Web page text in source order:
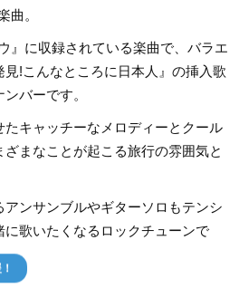
曲。
』に収録されている楽曲で、バラエ
!こんなところに日本人』の挿入歌
バーです。
キャッチーなメロディーとクール
まなことが起こる旅行の雰囲気と
ンサンブルやギターソロもテンシ
に歌いたくなるロックチューンで